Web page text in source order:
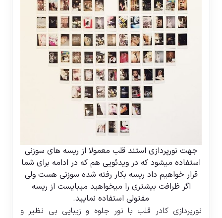
جهت نورپردازی استند قلب معمولا از ریسه های سوزنی
استفاده میشود که در ویدئویی هم که در ادامه برای شما
قرار خواهیم داد ریسه بکار رفته شده سوزنی هست ولی
اگر ظرافت بیشتری را میخواهید میبایست از ریسه
مفتولی استفاده نمایید.
نورپردازی کادر قلب با نور جلوه و زیبایی بی نظیر و